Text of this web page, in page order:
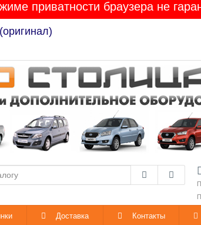
приватности браузера не
Доставка Контакты